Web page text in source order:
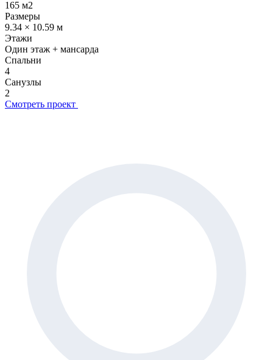
165 м2
Размеры
9.34 × 10.59 м
Этажи
Один этаж + мансарда
Спальни
4
Санузлы
2
Смотреть проект